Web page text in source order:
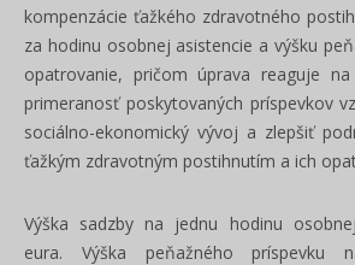
kompenzácie ťažkého zdravotného
za hodinu osobnej asistencie a výšku
opatrovanie, pričom úprava reaguje
primeranosť poskytovaných príspevkov
sociálno-ekonomický vývoj a zlepšiť
ťažkým zdravotným postihnutím a ich
Výška sadzby na jednu hodinu
eura. Výška peňažného príspevku